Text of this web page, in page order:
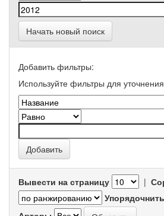
Начать новый поиск
Добавить фильтры:
Используйте фильтры для
Вывести на страницу |
Упорядочнить